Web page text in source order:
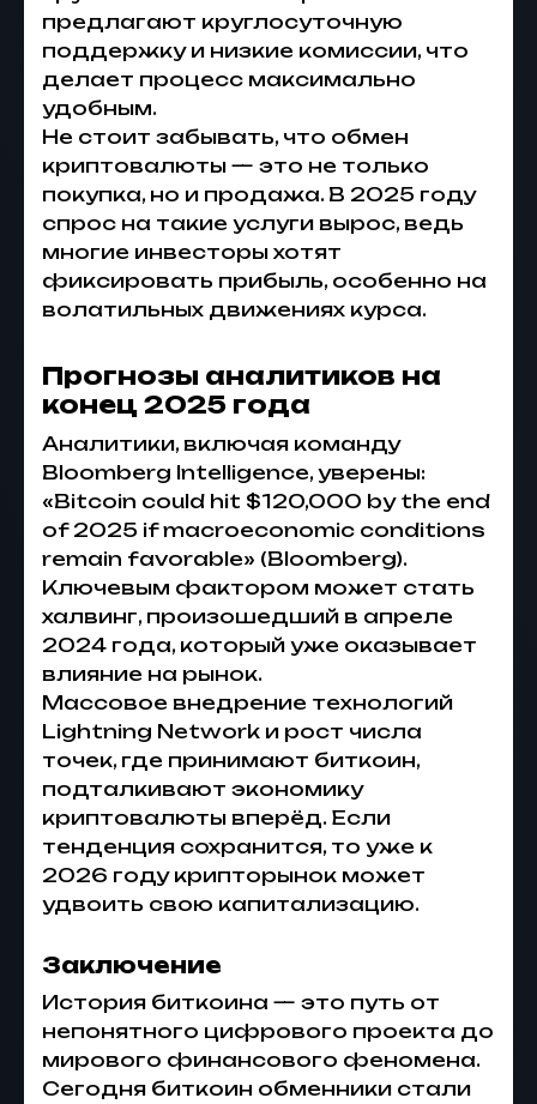
предлагают круглосуточную
поддержку и низкие комиссии, что
делает процесс максимально
удобным.
Не стоит забывать, что обмен
криптовалюты — это не только
покупка, но и продажа. В 2025 году
спрос на такие услуги вырос, ведь
многие инвесторы хотят
фиксировать прибыль, особенно на
волатильных движениях курса.
Прогнозы аналитиков на
конец 2025 года
Аналитики, включая команду
Bloomberg Intelligence, уверены:
«Bitcoin could hit $120,000 by the end
of 2025 if macroeconomic conditions
remain favorable» (Bloomberg).
Ключевым фактором может стать
халвинг, произошедший в апреле
2024 года, который уже оказывает
влияние на рынок.
Массовое внедрение технологий
Lightning Network и рост числа
точек, где принимают биткоин,
подталкивают экономику
криптовалюты вперёд. Если
тенденция сохранится, то уже к
2026 году крипторынок может
удвоить свою капитализацию.
Заключение
История биткоина — это путь от
непонятного цифрового проекта до
мирового финансового феномена.
Сегодня биткоин обменники стали